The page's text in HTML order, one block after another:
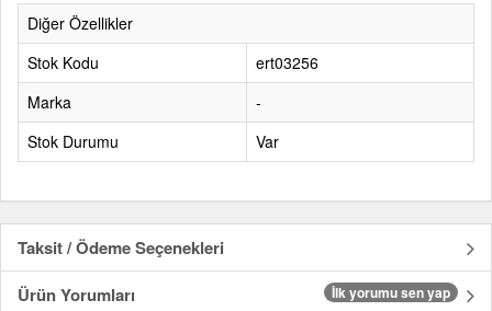
Diğer Özellikler
Stok Kodu
ert03256
Marka
-
Stok Durumu
Var
Taksit / Ödeme Seçenekleri
Ürün Yorumları
İlk yorumu sen yap